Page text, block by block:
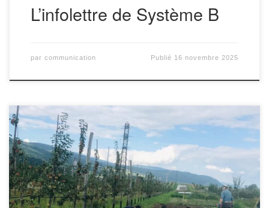
L’infolettre de Système B
par communication Publié 16 novembre 2025
Hello! Voici la 47ème infolettre de Système B, ta coopérative bio,
éthique et préférée. Le nouveau C bidule est là Voici le nouveau C
Bidule lors de sa séance du 1er juillet dernier. De gauche à droite:
Véronique L., Ana A., Sassoun A., Victoria B. N., Charlotte O., Doris